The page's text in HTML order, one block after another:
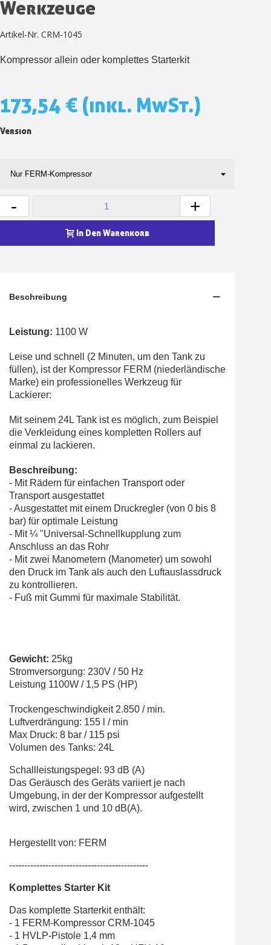
Sammeln Sie mit jeder
10€ Einkaufsgutschein
Werkzeuge
Artikel-Nr. CRM-1045
Kompressor allein oder komplettes Starterkit
173,54 € (inkl. MwSt.)
Version
- +
In Den Warenkorb
Beschreibung
Leistung: 1100 W
Leise und schnell (2 Minuten, um den Tank zu
füllen), ist der Kompressor FERM (niederländische
Marke) ein professionelles Werkzeug für
Lackierer:
Mit seinem 24L Tank ist es möglich, zum Beispiel
die Verkleidung eines kompletten Rollers auf
einmal zu lackieren.
Beschreibung:
- Mit Rädern für einfachen Transport oder
Transport ausgestattet
- Ausgestattet mit einem Druckregler (von 0 bis 8
bar) für optimale Leistung
- Mit ¼ "Universal-Schnellkupplung zum
Anschluss an das Rohr
- Mit zwei Manometern (Manometer) um sowohl
den Druck im Tank als auch den Luftauslassdruck
zu kontrollieren.
- Fuß mit Gummi für maximale Stabilität.
Gewicht: 25kg
Stromversorgung: 230V / 50 Hz
Leistung 1100W / 1,5 PS (HP)
Trockengeschwindigkeit 2.850 / min.
Luftverdrängung: 155 l / min
Max Druck: 8 bar / 115 psi
Volumen des Tanks: 24L
Schallleistungspegel: 93 dB (A)
Das Geräusch des Geräts variiert je nach
Umgebung, in der der Kompressor aufgestellt
wird, zwischen 1 und 10 dB(A).
Hergestellt von: FERM
----------------------------------------------
Komplettes Starter Kit
Das komplette Starterkit enthält:
- 1 FERM-Kompressor CRM-1045
- 1 HVLP-Pistole 1,4 mm